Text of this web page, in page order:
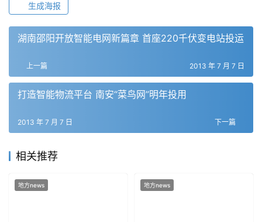
生成海报
湖南邵阳开放智能电网新篇章 首座220千伏变电站投运
上一篇 2013 年 7 月 7 日
打造智能物流平台 南安“菜鸟网”明年投用
下一篇
2013 年 7 月 7 日
相关推荐
地方news 地方news